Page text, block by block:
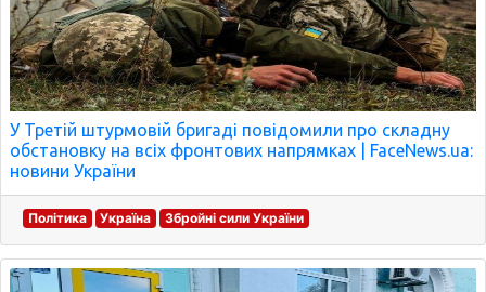
У Третій штурмовій бригаді повідомили про складну
обстановку на всіх фронтових напрямках | FaceNews.ua:
новини України
Політика Україна Збройні сили України